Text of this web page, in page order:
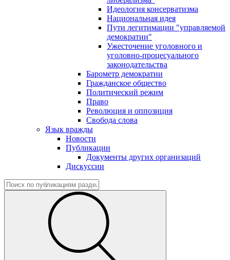
Идеология консерватизма
Национальная идея
Пути легитимации "управляемой
демократии"
Ужесточение уголовного и
уголовно-процесуального
законодательства
Барометр демократии
Гражданское общество
Политический режим
Право
Революция и оппозиция
Свобода слова
Язык вражды
Новости
Публикации
Документы других организаций
Дискуссии